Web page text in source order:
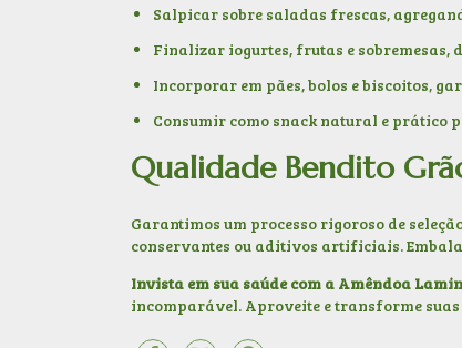
Salpicar sobre saladas frescas,
Finalizar iogurtes, frutas e
Incorporar em pães, bolos e biscoitos,
Consumir como snack natural e prático
Qualidade Bendito
Garantimos um processo rigoroso de
conservantes ou aditivos artificiais.
Invista em sua saúde com a Amêndoa
incomparável. Aproveite e transforme